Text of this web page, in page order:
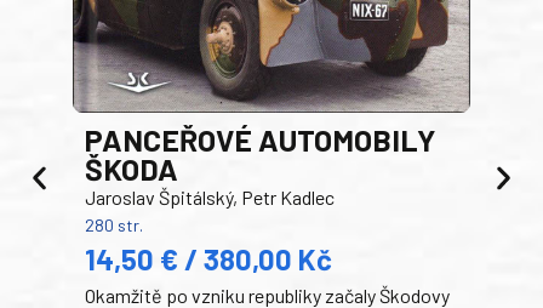
PANCEŘOVÉ AUTOMOBILY
ŠKODA
Jaroslav Špitálský, Petr Kadlec
280 str.
14,50 € / 380,00 Kč
Okamžitě po vzniku republiky začaly Škodovy